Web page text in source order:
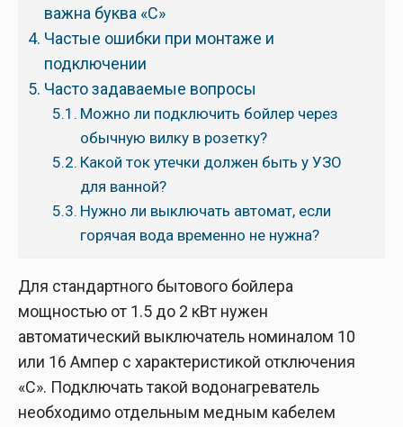
важна буква «C»
Частые ошибки при монтаже и
подключении
Часто задаваемые вопросы
Можно ли подключить бойлер через
обычную вилку в розетку?
Какой ток утечки должен быть у УЗО
для ванной?
Нужно ли выключать автомат, если
горячая вода временно не нужна?
Для стандартного бытового бойлера
мощностью от 1.5 до 2 кВт нужен
автоматический выключатель номиналом 10
или 16 Ампер с характеристикой отключения
«C». Подключать такой водонагреватель
необходимо отдельным медным кабелем